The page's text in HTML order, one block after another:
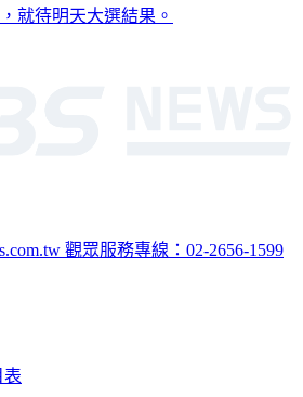
就待明天大選結果。
觀眾服務專線：02-2656-1599
表